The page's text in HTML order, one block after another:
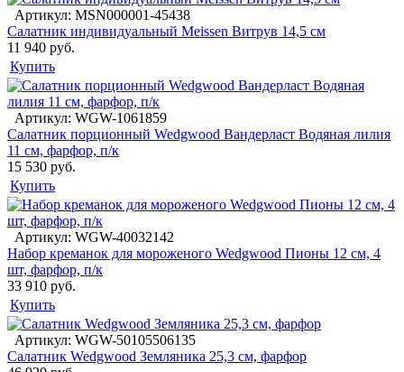
Артикул: MSN000001-45438
Салатник индивидуальный Meissen Витрув 14,5 см
11 940 руб.
Купить
Артикул: WGW-1061859
Салатник порционный Wedgwood Вандерласт Водяная лилия
11 см, фарфор, п/к
15 530 руб.
Купить
Артикул: WGW-40032142
Набор креманок для мороженого Wedgwood Пионы 12 см, 4
шт, фарфор, п/к
33 910 руб.
Купить
Артикул: WGW-50105506135
Салатник Wedgwood Земляника 25,3 см, фарфор